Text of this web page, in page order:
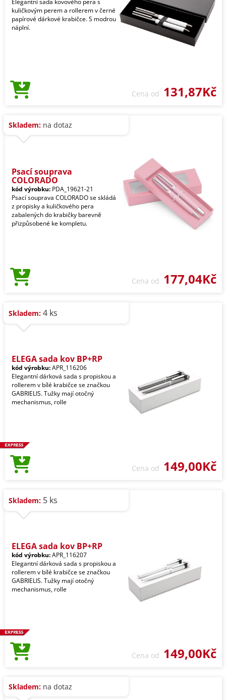
kuličkovým perem a rollerem v černé
papírové dárkové krabičce. S modrou
náplní.
Cena od 131,87Kč
Skladem: na dotaz
Psací souprava
COLORADO
kód výrobku: PDA_19621-21
Psací souprava COLORADO se skládá
z propisky a kuličkového pera
zabalených do krabičky barevně
přizpůsobené ke kompletu.
Cena od 177,04Kč
Skladem: 4 ks
ELEGA sada kov BP+RP
kód výrobku:APR_116206
Elegantní dárková sada s propiskou a
rollerem v bílé krabičce se značkou
GABRIELIS. Tužky mají otočný
mechanismus, rolle
Cena od 149,00Kč
Skladem: 5 ks
ELEGA sada kov BP+RP
kód výrobku:APR_116207
Elegantní dárková sada s propiskou a
rollerem v bílé krabičce se značkou
GABRIELIS. Tužky mají otočný
mechanismus, rolle
Cena od 149,00Kč
Skladem: na dotaz